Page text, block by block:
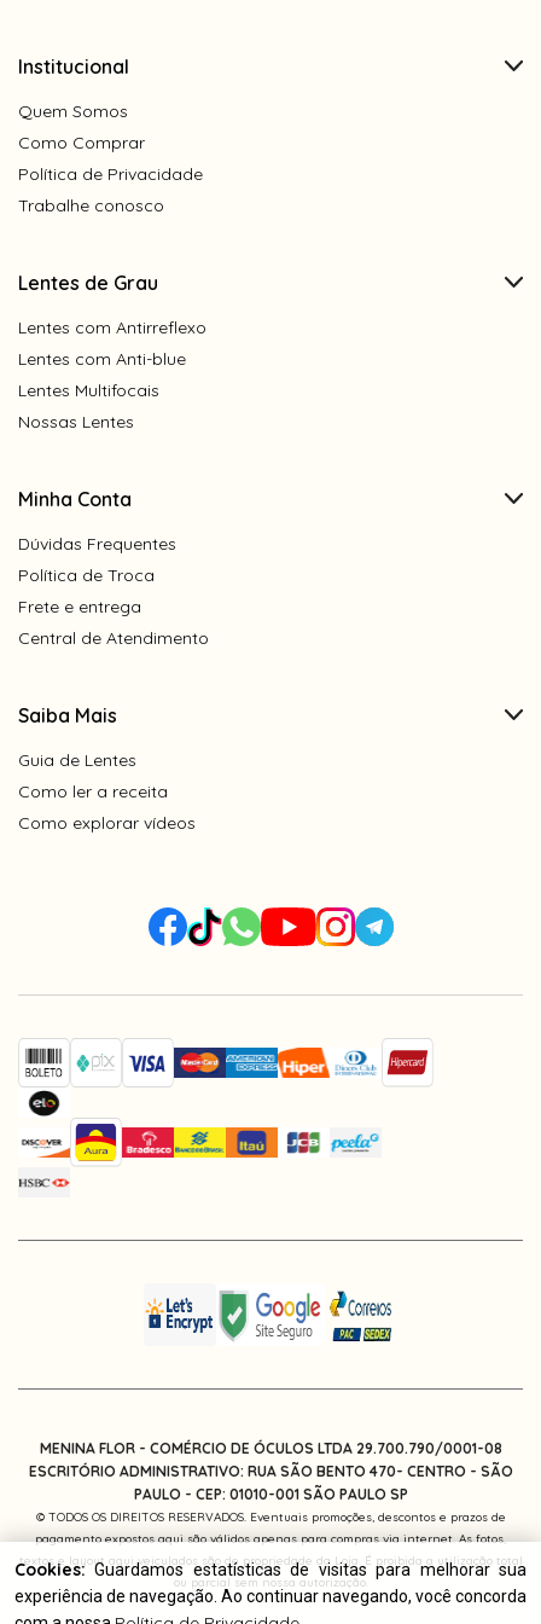
Institucional
Quem Somos
Como Comprar
Política de Privacidade
Trabalhe conosco
Lentes de Grau
Lentes com Antirreflexo
Lentes com Anti-blue
Lentes Multifocais
Nossas Lentes
Minha Conta
Dúvidas Frequentes
Política de Troca
Frete e entrega
Central de Atendimento
Saiba Mais
Guia de Lentes
Como ler a receita
Como explorar vídeos
MENINA FLOR - COMÉRCIO DE ÓCULOS LTDA 29.700.790/0001-08
ESCRITÓRIO ADMINISTRATIVO: RUA SÃO BENTO 470- CENTRO - SÃO
PAULO - CEP: 01010-001SÃO PAULO SP
© TODOS OS DIREITOS RESERVADOS. Eventuais promoções, descontos e prazos de
pagamento expostos aqui são válidos apenas para compras via internet. As fotos,
textos e layout aqui veiculados são de propriedade da Loja. É proibida a utilização total
ou parcial sem nossa autorização.
Cookies:Guardamos estatísticas de visitas para melhorar sua
experiência de navegação. Ao continuar navegando, você concorda